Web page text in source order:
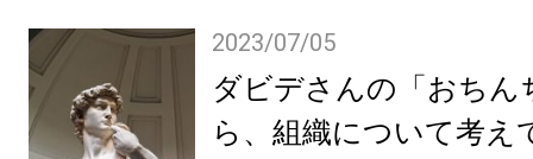
2023/07/05
ダビデさんの「おちん
ら、組織について考え